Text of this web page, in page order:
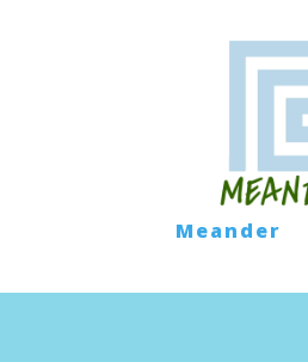
Meander